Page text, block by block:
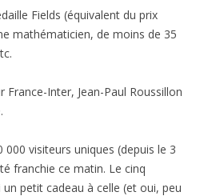
Fields (équivalent du prix
mathématicien, de moins de 35
France-Inter, Jean-Paul Roussillon
visiteurs uniques (depuis le 3
franchie ce matin. Le cinq
petit cadeau à celle (et oui, peu